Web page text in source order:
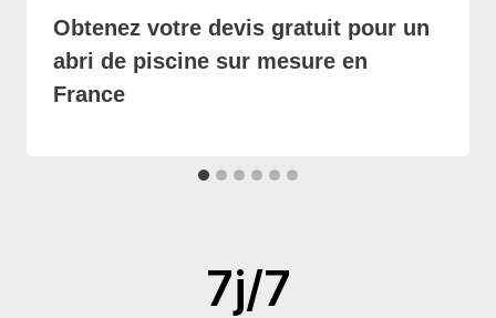
Obtenez votre devis gratuit pour un
abri de piscine sur mesure en
France
7j/7